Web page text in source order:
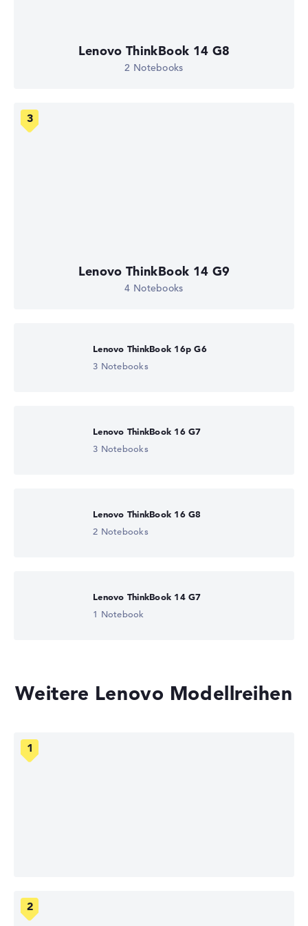
Lenovo ThinkBook 14 G8
2 Notebooks
Lenovo ThinkBook 14 G9
4 Notebooks
Lenovo ThinkBook 16p G6
3 Notebooks
Lenovo ThinkBook 16 G7
3 Notebooks
Lenovo ThinkBook 16 G8
2 Notebooks
Lenovo ThinkBook 14 G7
1 Notebook
Weitere Lenovo Modellreihen